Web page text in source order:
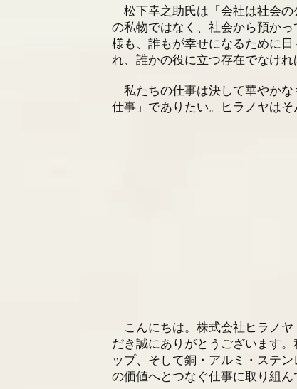
松下幸之助氏は「会社は社会の
の私物ではなく、社会から預か
様も、誰もが幸せになるために
れ、誰かの役に立つ存在でなけれ
私たちの仕事は決して華やかな
仕事」でありたい。ヒラノヤは
こんにちは。株式会社ヒラノヤ
だき誠にありがとうございます
ップ、そして銅・アルミ・ステ
の価値へとつなぐ仕事に取り組ん